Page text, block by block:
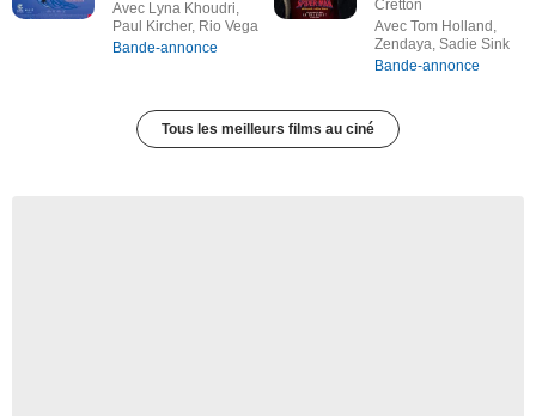
Avec Lyna Khoudri,
Paul Kircher, Rio Vega
Bande-annonce
Cretton
Avec Tom Holland,
Zendaya, Sadie Sink
Bande-annonce
Tous les meilleurs films au ciné